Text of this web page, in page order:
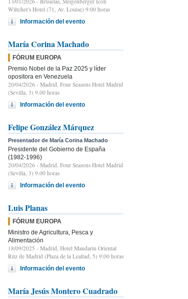
Wiltcher's Hotel (71, Av. Louise) 9:00 horas
Información del evento
María Corina Machado
FÓRUM EUROPA
Premio Nobel de la Paz 2025 y líder
opositora en Venezuela
20/04/2026 - Madrid, Four Seasons Hotel Madrid
(Sevilla, 3) 9.00 horas
Información del evento
Felipe González Márquez
Presentador de María Corina Machado
Presidente del Gobierno de España
(1982-1996)
20/04/2026 - Madrid, Four Seasons Hotel Madrid
(Sevilla, 3) 9.00 horas
Información del evento
Luis Planas
FÓRUM EUROPA
Ministro de Agricultura, Pesca y
Alimentación
18/09/2025 - Madrid, Hotel Mandarin Oriental
Ritz de Madrid (Plaza de la Lealtad, 5) 9:00 horas
Información del evento
María Jesús Montero Cuadrado